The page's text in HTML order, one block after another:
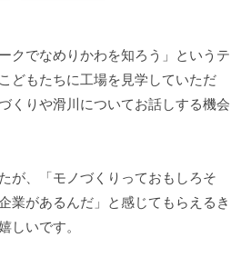
クでなめりかわを知ろう」というテ
どもたちに工場を見学していただ
くりや滑川についてお話しする機会
が、「モノづくりっておもしろそ
業があるんだ」と感じてもらえるき
しいです。